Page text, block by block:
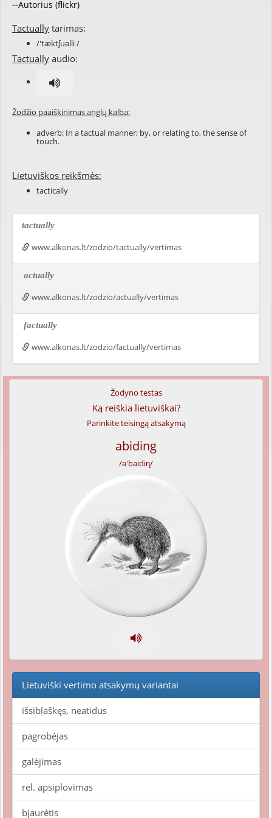
--Autorius (flickr)
Tactually tarimas:
/'tæktʃuəlli /
Tactually audio:
Žodžio paaiškinimas anglų kalba:
adverb: In atactual manner; by, or relating to, the sense of
touch.
Lietuviškos reikšmės:
tactically
tactually
www.alkonas.lt/zodzio/tactually/vertimas
actually
www.alkonas.lt/zodzio/actually/vertimas
factually
www.alkonas.lt/zodzio/factually/vertimas
Žodyno testas
Ką reiškia lietuviškai?
Parinkite teisingą atsakymą
abiding
/ə'baidiɳ/
Lietuviški vertimo atsakymų variantai
išsiblaškęs, neatidus
pagrobėjas
galėjimas
rel. apsiplovimas
bjaurėtis